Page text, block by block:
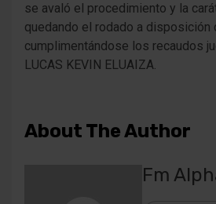
se avaló el procedimiento y la
quedando el rodado a disposición
cumplimentándose los recaudos
LUCAS KEVIN ELUAIZA.
About The Author
Fm